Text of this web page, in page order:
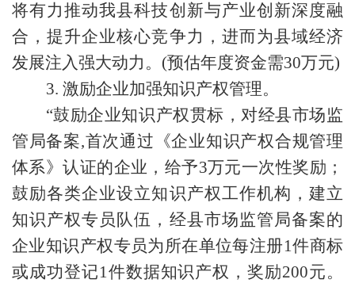
将有力推动我县科技创新与产业创新深度融
合，提升企业核心竞争力，进而为县域经济
发展注入强大动力。(预估年度资金需30万元)
3. 激励企业加强知识产权管理。
“鼓励企业知识产权贯标，对经县市场监
管局备案,首次通过《企业知识产权合规管理
体系》认证的企业，给予3万元一次性奖励；
鼓励各类企业设立知识产权工作机构，建立
知识产权专员队伍，经县市场监管局备案的
企业知识产权专员为所在单位每注册1件商标
或成功登记1件数据知识产权，奖励200元。